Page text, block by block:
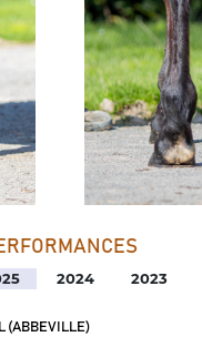
2024 2023
(ABBEVILLE)